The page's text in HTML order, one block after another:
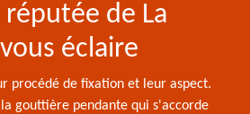
de La
éclaire
procédé de fixation et leur aspect.
gouttière pendante qui s'accorde